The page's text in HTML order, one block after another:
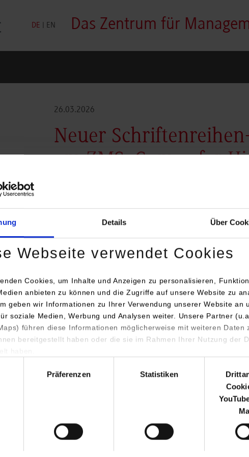
Details Über
Webseite verwendet Cookies
Cookies, um Inhalte und Anzeigen zu personalisieren,
anbieten zu können und die Zugriffe auf unsere Website zu
geben wir Informationen zu Ihrer Verwendung unserer Website an
soziale Medien, Werbung und Analysen weiter. Unsere Partner
führen diese Informationen möglicherweise mit weiteren Daten
bereitgestellt haben oder die sie im Rahmen Ihrer Nutzung der
Präferenzen Statistiken
DE EN Das Zentrum für
26.03.2026
Neuer
am ZMS: Games for
Das ZMS freut sich, die Veröffentlichung unseres
entstand in Kooperation mit Johannes Katsarov, PhD
KollegInnen vom Game-Didaktik Project am Institute